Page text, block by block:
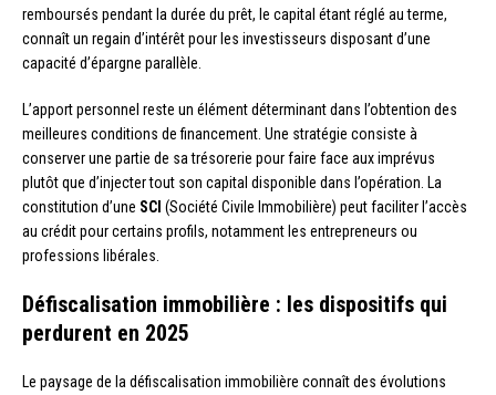
remboursés pendant la durée du prêt, le capital étant réglé au terme,
connaît un regain d’intérêt pour les investisseurs disposant d’une
capacité d’épargne parallèle.
L’apport personnel reste un élément déterminant dans l’obtention des
meilleures conditions de financement. Une stratégie consiste à
conserver une partie de sa trésorerie pour faire face aux imprévus
plutôt que d’injecter tout son capital disponible dans l’opération. La
constitution d’une SCI (Société Civile Immobilière) peut faciliter l’accès
au crédit pour certains profils, notamment les entrepreneurs ou
professions libérales.
Défiscalisation immobilière : les dispositifs qui
perdurent en 2025
Le paysage de la défiscalisation immobilière connaît des évolutions